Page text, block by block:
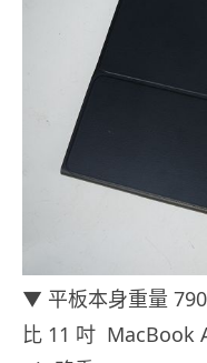
▼ 平板本身重量
比 11 吋 MacBook